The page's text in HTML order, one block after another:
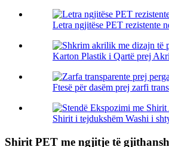
Letra ngjitëse PET rezistente
Karton Plastik i Qartë prej
Ftesë për dasëm prej zarfi
Shirit i tejdukshëm Washi i
Shirit PET me ngjitje të